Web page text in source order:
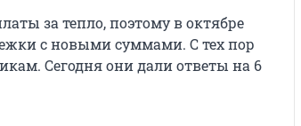
за тепло, поэтому в октябре
с новыми суммами. С тех пор
Сегодня они дали ответы на 6